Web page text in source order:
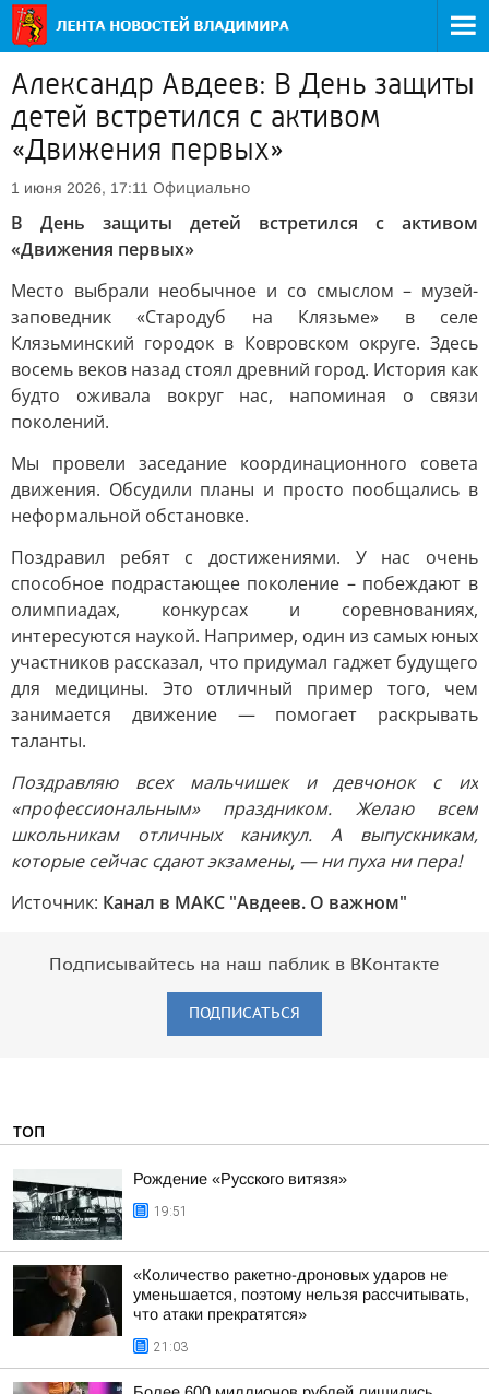
Александр Авдеев: В День защиты
детей встретился с активом
«Движения первых»
1 июня 2026, 17:11 Официально
В День защиты детей встретился с активом
«Движения первых»
Место выбрали необычное и со смыслом – музей-
заповедник «Стародуб на Клязьме» в селе
Клязьминский городок в Ковровском округе. Здесь
восемь веков назад стоял древний город. История как
будто оживала вокруг нас, напоминая о связи
поколений.
Мы провели заседание координационного совета
движения. Обсудили планы и просто пообщались в
неформальной обстановке.
Поздравил ребят с достижениями. У нас очень
способное подрастающее поколение – побеждают в
олимпиадах, конкурсах и соревнованиях,
интересуются наукой. Например, один из самых юных
участников рассказал, что придумал гаджет будущего
для медицины. Это отличный пример того, чем
занимается движение — помогает раскрывать
таланты.
Поздравляю всех мальчишек и девчонок с их
«профессиональным» праздником. Желаю всем
школьникам отличных каникул. А выпускникам,
которые сейчас сдают экзамены, — ни пуха ни пера!
Источник: Канал в МАКС "Авдеев. О важном"
Подписывайтесь на наш паблик в ВКонтакте
ПОДПИСАТЬСЯ
ТОП
Рождение «Русского витязя»
19:51
«Количество ракетно-дроновых ударов не
уменьшается, поэтому нельзя рассчитывать,
что атаки прекратятся»
21:03